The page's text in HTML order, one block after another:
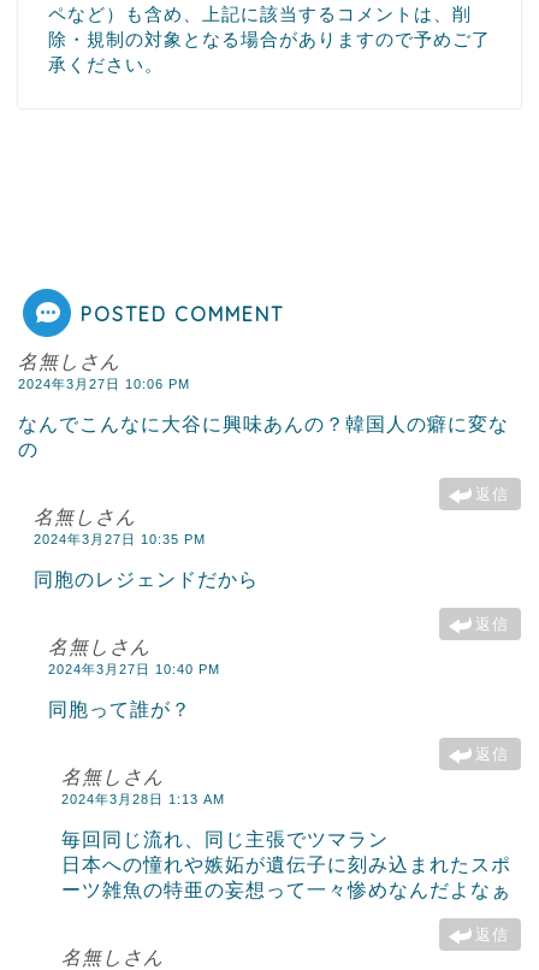
ペなど）も含め、上記に該当するコメントは、削
除・規制の対象となる場合がありますので予めご了
承ください。
POSTED COMMENT
名無しさん
2024年3月27日 10:06 PM
なんでこんなに大谷に興味あんの？韓国人の癖に変な
の
返信
名無しさん
2024年3月27日 10:35 PM
同胞のレジェンドだから
返信
名無しさん
2024年3月27日 10:40 PM
同胞って誰が？
返信
名無しさん
2024年3月28日 1:13 AM
毎回同じ流れ、同じ主張でツマラン
日本への憧れや嫉妬が遺伝子に刻み込まれたスポ
ーツ雑魚の特亜の妄想って一々惨めなんだよなぁ
返信
名無しさん